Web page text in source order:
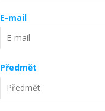
E-mail
Předmět